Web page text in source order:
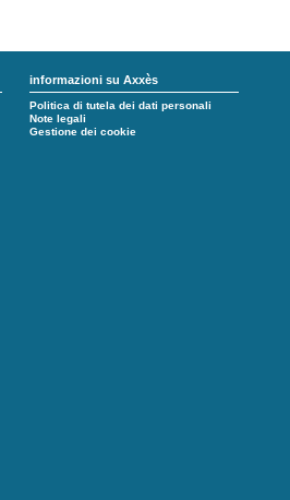
informazioni su Axxès
Politica di tutela dei dati personali
Note legali
Gestione dei cookie